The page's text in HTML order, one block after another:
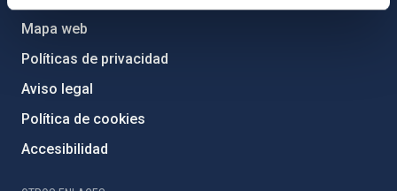
Mapa web
Políticas de privacidad
Aviso legal
Política de cookies
Accesibilidad